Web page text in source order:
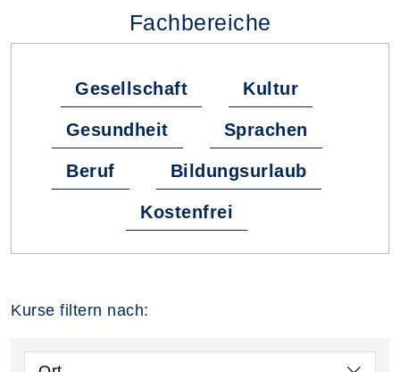
Fachbereiche
Gesellschaft Kultur
Gesundheit Sprachen
Beruf Bildungsurlaub
Kostenfrei
Kurse filtern nach: